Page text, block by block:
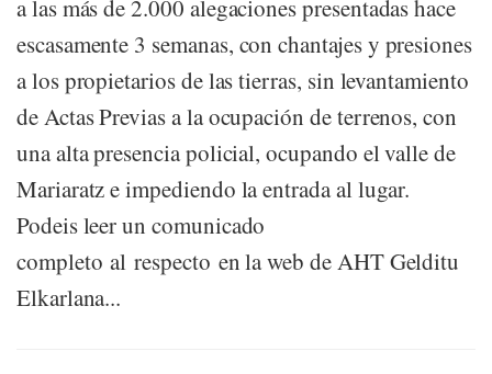
a las más de 2.000 alegaciones presentadas hace
escasamente 3 semanas, con chantajes y presiones
a los propietarios de las tierras, sin levantamiento
de Actas Previas a la ocupación de terrenos, con
una alta presencia policial, ocupando el valle de
Mariaratz e impediendo la entrada al lugar.
Podeis leer un comunicado
completo al respecto en la web de AHT Gelditu
Elkarlana...